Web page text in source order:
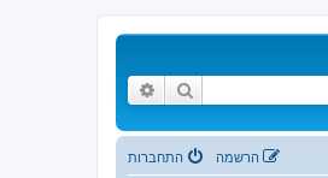
חיפוש
התחברות הרשמה